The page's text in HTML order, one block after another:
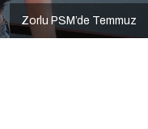
Zorlu PSM’de Temmuz